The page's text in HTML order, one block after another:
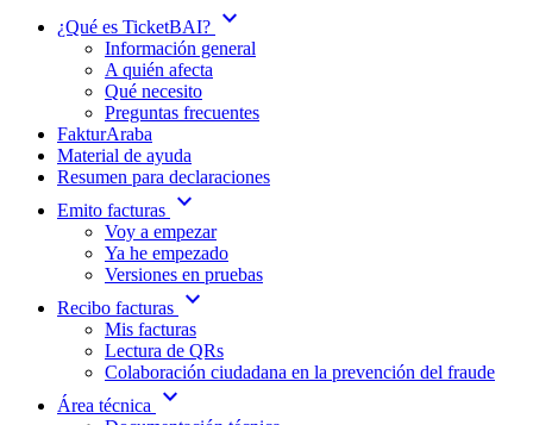
¿Qué es TicketBAI? expand_more
Información general
A quién afecta
Qué necesito
Preguntas frecuentes
FakturAraba
Material de ayuda
Resumen para declaraciones
Emito facturas expand_more
Voy a empezar
Ya he empezado
Versiones en pruebas
Recibo facturas expand_more
Mis facturas
Lectura de QRs
Colaboración ciudadana en la prevención del fraude
Área técnica
expand_more